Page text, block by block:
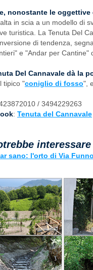
nonostante le
in scia a un modello di
turistica. La Tenuta Del
di tendenza,
e "Andar per Cantine"
Del Cannavale dà la
tipico "coniglio di fosso",
/ 3494229263
: Tenuta del Cannavale
sano: l'orto di Via